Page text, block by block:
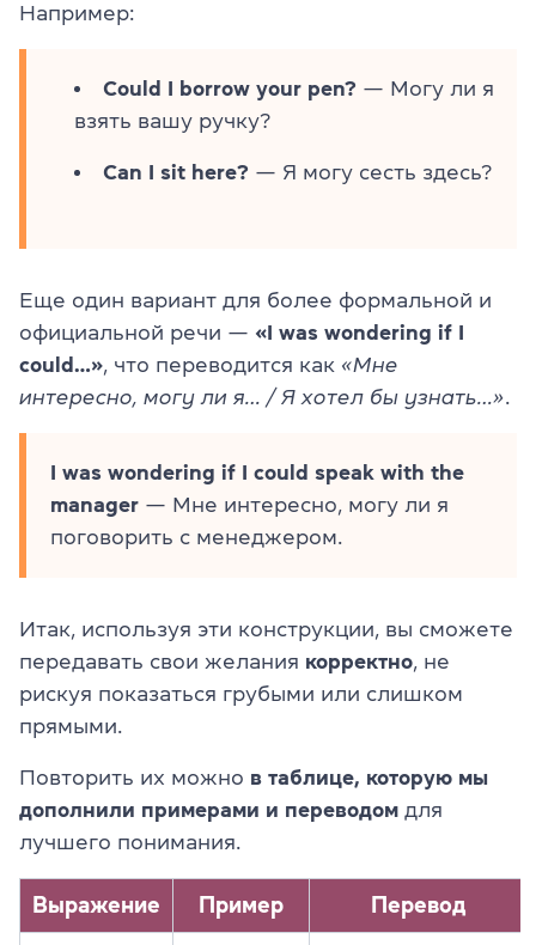
Например:
Could I borrow your pen? — Могу ли я
взять вашу ручку?
Can I sit here? — Я могу сесть здесь?
Еще один вариант для более формальной и
официальной речи — «I was wondering if I
could…» , что переводится как «Мне
интересно, могу ли я… / Я хотел бы узнать…»
I was wondering if I could speak with the
manager — Мне интересно, могу ли я
поговорить с менеджером.
Итак, используя эти конструкции, вы сможете
передавать свои желания корректно , не
рискуя показаться грубыми или слишком
прямыми.
Повторить их можно в таблице, которую мы
дополнили примерами и переводом для
лучшего понимания.
Выражение Пример Перевод